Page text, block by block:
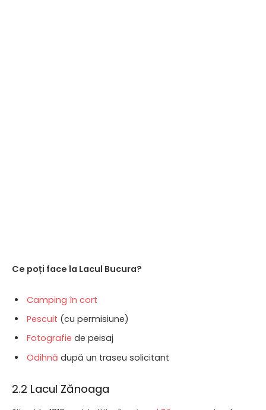
Ce poți face la Lacul Bucura?
Camping în cort
Pescuit (cu permisiune)
Fotografie de peisaj
Odihnă după un traseu solicitant
2.2 Lacul Zănoaga